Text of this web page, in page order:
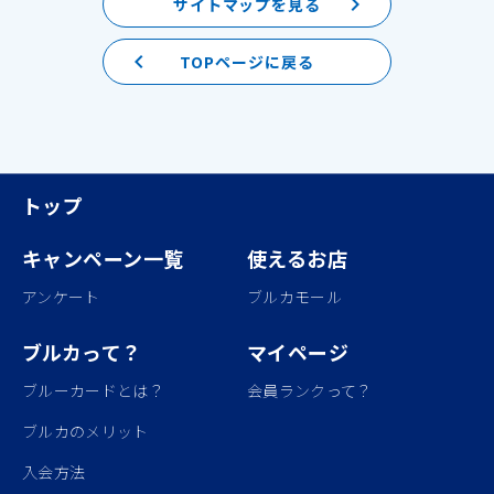
TOPページに戻る
keyboard_arrow_left
トップ
キャンペーン一覧
アンケート
使えるお店
ブルカモール
ブルカって？
ブルーカードとは？
ブルカのメリット
入会方法
マイページ
会員ランクって？